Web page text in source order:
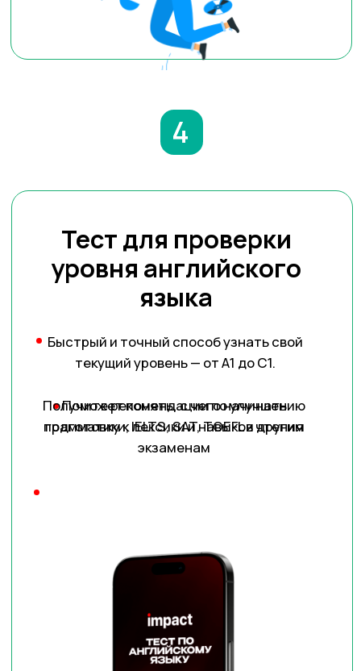
Избавитесь от хаоса в голове
Научитесь грамотно составлять
список университетов и
следовать дедлайнам.
Узнаете, как подготовить сильные
Поймёте, как выиграть
стипендию и повысить шансы
БОНУС 2
Идеально подойдёт тем, кто ищет
Стипендии до $10,000 в год — на
обучение, проживание или другие
расходы